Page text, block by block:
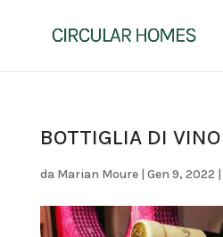
BOTTIGLIA DI VINO
da Marian Moure| Gen 9, 2022 |